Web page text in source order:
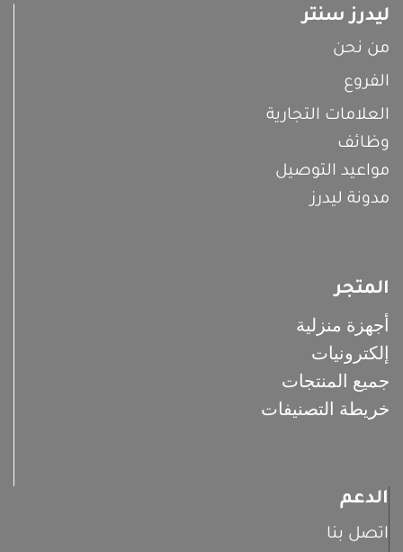
ليدرز سنتر
من نحن
الفروع
العلامات التجارية
وظائف
مواعيد التوصيل
مدونة ليدرز
المتجر
أجهزة منزلية
إلكترونيات
جميع المنتجات
خريطة التصنيفات
الدعم
اتصل بنا